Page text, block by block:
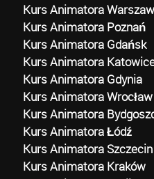
Kurs Animatora
Kurs Animatora Poznań
Kurs Animatora Gdańsk
Kurs Animatora
Kurs Animatora Gdynia
Kurs Animatora Wrocław
Kurs Animatora
Kurs Animatora Łódź
Kurs Animatora Szczecin
Kurs Animatora Kraków